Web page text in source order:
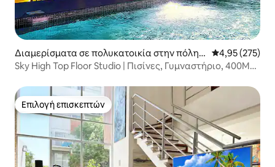
Διαμερίσματα σε πολυκατοικία στην πόλη T
ulum
Μέση
4,95 (275)
Sky High Top Floor Studio | Πισίνες, Γυμναστήριο, 400Mb
Επιλογή επισκεπτών
Επιλογή επισκεπτών